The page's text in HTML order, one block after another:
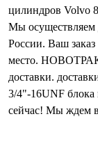
цилиндров Volvo
Мы осуществляем
России. Ваш заказ
место. НОВОТРАК
доставки.
3/4"-16UNF
сейчас! Мы ждем